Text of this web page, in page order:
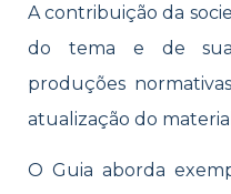
A contribuição da
do tema e de sua
produções
atualização do
O Guia aborda